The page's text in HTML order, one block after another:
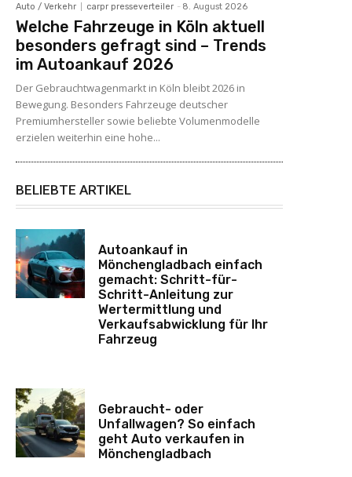
Auto / Verkehr carpr presseverteiler - 8. August 2026
Welche Fahrzeuge in Köln aktuell
besonders gefragt sind – Trends
im Autoankauf 2026
Der Gebrauchtwagenmarkt in Köln bleibt 2026 in
Bewegung. Besonders Fahrzeuge deutscher
Premiumhersteller sowie beliebte Volumenmodelle
erzielen weiterhin eine hohe...
BELIEBTE ARTIKEL
Autoankauf in
Mönchengladbach einfach
gemacht: Schritt-für-
Schritt-Anleitung zur
Wertermittlung und
Verkaufsabwicklung für Ihr
Fahrzeug
Gebraucht- oder
Unfallwagen? So einfach
geht Auto verkaufen in
Mönchengladbach